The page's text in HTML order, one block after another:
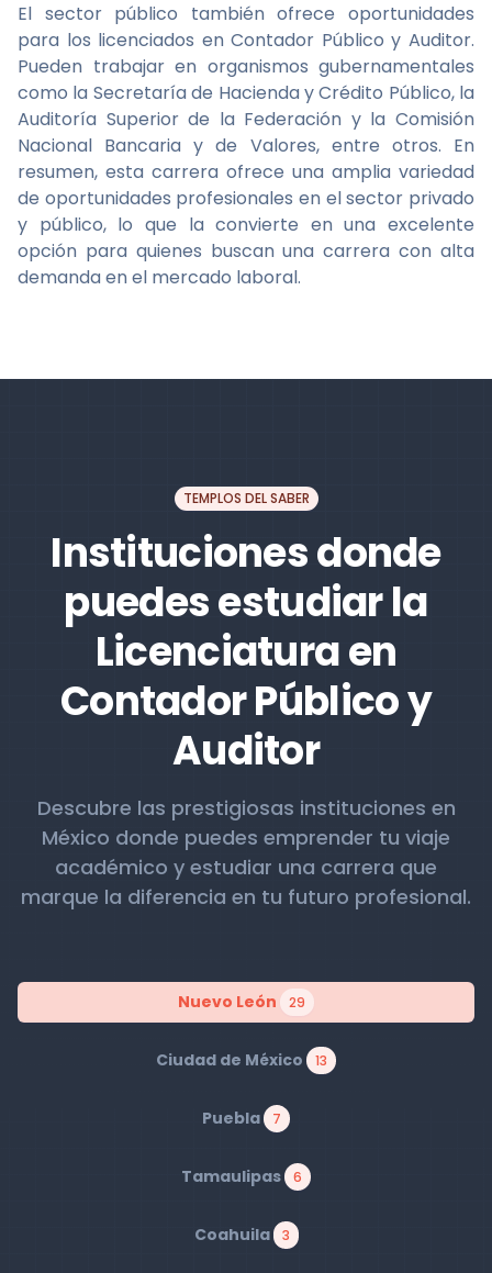
El sector público también ofrece oportunidades
para los licenciados en Contador Público y Auditor.
Pueden trabajar en organismos gubernamentales
como la Secretaría de Hacienda y Crédito Público, la
Auditoría Superior de la Federación y la Comisión
Nacional Bancaria y de Valores, entre otros. En
resumen, esta carrera ofrece una amplia variedad
de oportunidades profesionales en el sector privado
y público, lo que la convierte en una excelente
opción para quienes buscan una carrera con alta
demanda en el mercado laboral.
TEMPLOS DEL SABER
Instituciones donde
puedes estudiar la
Licenciatura en
Contador Público y
Auditor
Descubre las prestigiosas instituciones en
México donde puedes emprender tu viaje
académico y estudiar una carrera que
marque la diferencia en tu futuro profesional.
Nuevo León 29
Ciudad de México 13
Puebla 7
Tamaulipas 6
Coahuila 3